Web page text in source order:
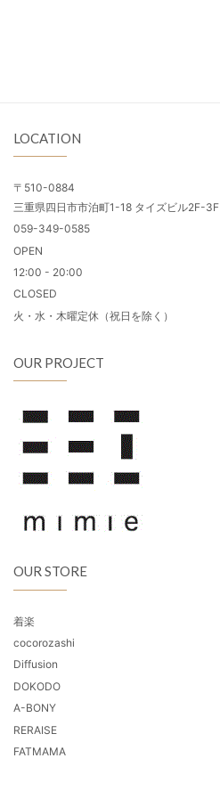
LOCATION
〒510-0884
三重県四日市市泊町1-18 タイズビル2F-3F
059-349-0585
OPEN
12:00 - 20:00
CLOSED
火・水・木曜定休（祝日を除く）
OUR PROJECT
OUR STORE
着楽
cocorozashi
Diffusion
DOKODO
A-BONY
RERAISE
FATMAMA